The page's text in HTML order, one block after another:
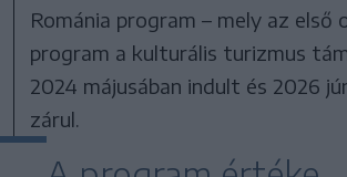
Románia program – mely az első
program a kulturális turizmus
2024 májusában indult és 2026
zárul.